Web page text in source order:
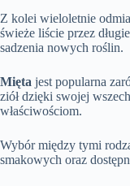
Z kolei wieloletnie
świeże liście przez
sadzenia nowych roślin.
Mięta jest popularna
ziół dzięki swojej
właściwościom.
Wybór między tymi
smakowych oraz